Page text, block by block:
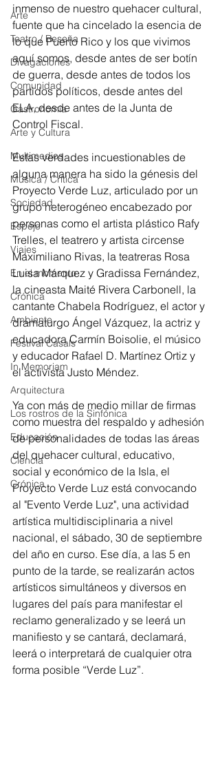
Arte
Teatro / Reseña
Divagaciones
Comunidad
Gastronomía
Arte y Cultura
Multimedios
Música / Crítica
Sociedad
Espejo
Viajes
En el momento
Crónica
Ambiente
Festival Casals
In Memoriam
Arquitectura
Los rostros de la Sinfónica
Educación
Ciencia
Crónica
inmenso de nuestro quehacer cultural,
fuente que ha cincelado la esencia de
lo que Puerto Rico y los que vivimos
aquí somos, desde antes de ser botín
de guerra, desde antes de todos los
partidos políticos, desde antes del
ELA, desde antes de la Junta de
Control Fiscal.
Estas verdades incuestionables de
alguna manera ha sido la génesis del
Proyecto Verde Luz, articulado por un
grupo heterogéneo encabezado por
personas como el artista plástico Rafy
Trelles, el teatrero y artista circense
Maximiliano Rivas, la teatreras Rosa
Luisa Márquez y Gradissa Fernández,
la cineasta Maité Rivera Carbonell, la
cantante Chabela Rodríguez, el actor y
dramaturgo Ángel Vázquez, la actriz y
educadora Carmín Boisolie, el músico
y educador Rafael D. Martínez Ortiz y
el activista Justo Méndez.
Ya con más de medio millar de firmas
como muestra del respaldo y adhesión
de personalidades de todas las áreas
del quehacer cultural, educativo,
social y económico de la Isla, el
Proyecto Verde Luz está convocando
al "Evento Verde Luz", una actividad
artística multidisciplinaria a nivel
nacional, el sábado, 30 de septiembre
del año en curso. Ese día, a las 5 en
punto de la tarde, se realizarán actos
artísticos simultáneos y diversos en
lugares del país para manifestar el
reclamo generalizado y se leerá un
manifiesto y se cantará, declamará,
leerá o interpretará de cualquier otra
forma posible “Verde Luz”.